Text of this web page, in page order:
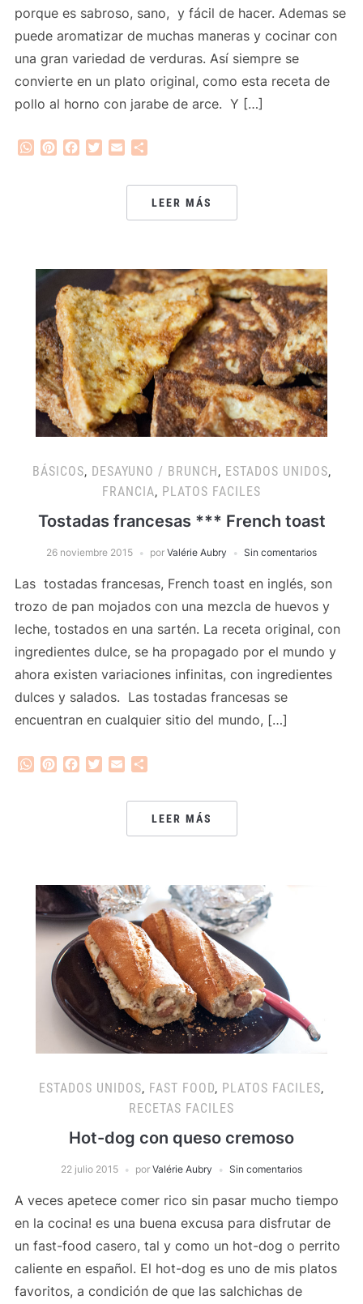
porque es sabroso, sano, y fácil de hacer. Ademas se
puede aromatizar de muchas maneras y cocinar con
una gran variedad de verduras. Así siempre se
convierte en un plato original, como esta receta de
pollo al horno con jarabe de arce. Y […]
WhatsApp
PinterestFacebook
Twitter
Email
LEER MÁS
BÁSICOS, DESAYUNO / BRUNCH , ESTADOS UNIDOS,
FRANCIA, PLATOS FACILES
Tostadas francesas *** French toast
26 noviembre 2015 por Valérie Aubry Sin comentarios
Las tostadas francesas, French toast en inglés, son
trozo de pan mojados con una mezcla de huevos y
leche, tostados en una sartén. La receta original, con
ingredientes dulce, se ha propagado por el mundo y
ahora existen variaciones infinitas, con ingredientes
dulces y salados. Las tostadas francesas se
encuentran en cualquier sitio del mundo, […]
WhatsApp
PinterestFacebook
Twitter
Email
LEER MÁS
ESTADOS UNIDOS, FAST FOOD, PLATOS FACILES,
RECETAS FACILES
Hot-dog con queso cremoso
22 julio 2015 por Valérie Aubry Sin comentarios
A veces apetece comer rico sin pasar mucho tiempo
en la cocina! es una buena excusa para disfrutar de
un fast-food casero, tal y como un hot-dog o perrito
caliente en español. El hot-dog es uno de mis platos
favoritos, a condición de que las salchichas de